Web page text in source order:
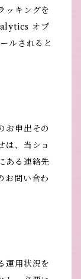
ッキングを
オプ
ルされると
お申出その
は、当ショ
ある連絡先
お問い合わ
運用状況を